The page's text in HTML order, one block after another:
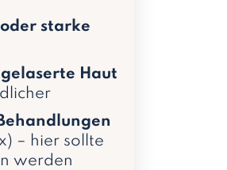
starke
Haut
– hier sollte
werden